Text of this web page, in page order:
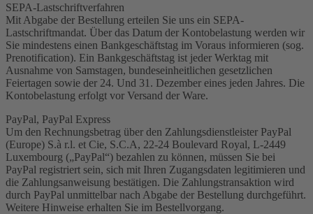
SEPA-Lastschriftverfahren
Mit Abgabe der Bestellung erteilen Sie uns ein SEPA-
Lastschriftmandat. Über das Datum der Kontobelastung werden wir
Sie mindestens einen Bankgeschäftstag im Voraus informieren (sog.
Prenotification). Ein Bankgeschäftstag ist jeder Werktag mit
Ausnahme von Samstagen, bundeseinheitlichen gesetzlichen
Feiertagen sowie der 24. Und 31. Dezember eines jeden Jahres. Die
Kontobelastung erfolgt vor Versand der Ware.
PayPal, PayPal Express
Um den Rechnungsbetrag über den Zahlungsdienstleister PayPal
(Europe) S.à r.l. et Cie, S.C.A, 22-24 Boulevard Royal, L-2449
Luxembourg („PayPal“) bezahlen zu können, müssen Sie bei
PayPal registriert sein, sich mit Ihren Zugangsdaten legitimieren und
die Zahlungsanweisung bestätigen. Die Zahlungstransaktion wird
durch PayPal unmittelbar nach Abgabe der Bestellung durchgeführt.
Weitere Hinweise erhalten Sie im Bestellvorgang.